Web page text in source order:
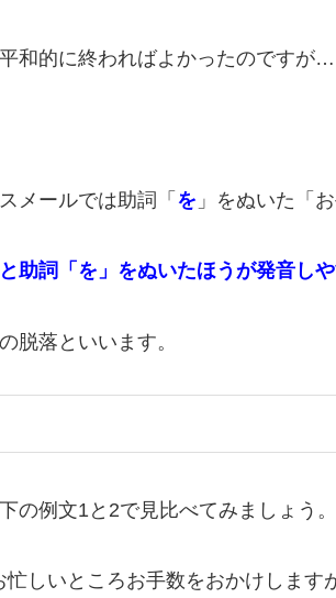
和的に終わればよかったのですが…
メールでは助詞「 を 」をぬいた「
助詞「を」をぬいたほうが発音し
脱落といいます。
の例文1と2で見比べてみましょう。
しいところお手数をおかけします